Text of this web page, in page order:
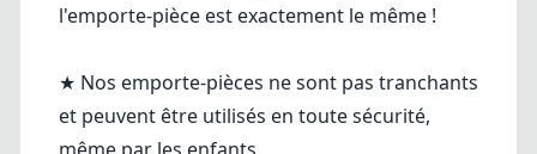
l'emporte-pièce est exactement le même !
★ Nos emporte-pièces ne sont pas tranchants
et peuvent être utilisés en toute sécurité,
même par les enfants.